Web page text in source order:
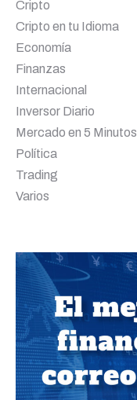
Cripto
Cripto en tu Idioma
Economía
Finanzas
Internacional
Inversor Diario
Mercado en 5 Minutos
Política
Trading
Varios